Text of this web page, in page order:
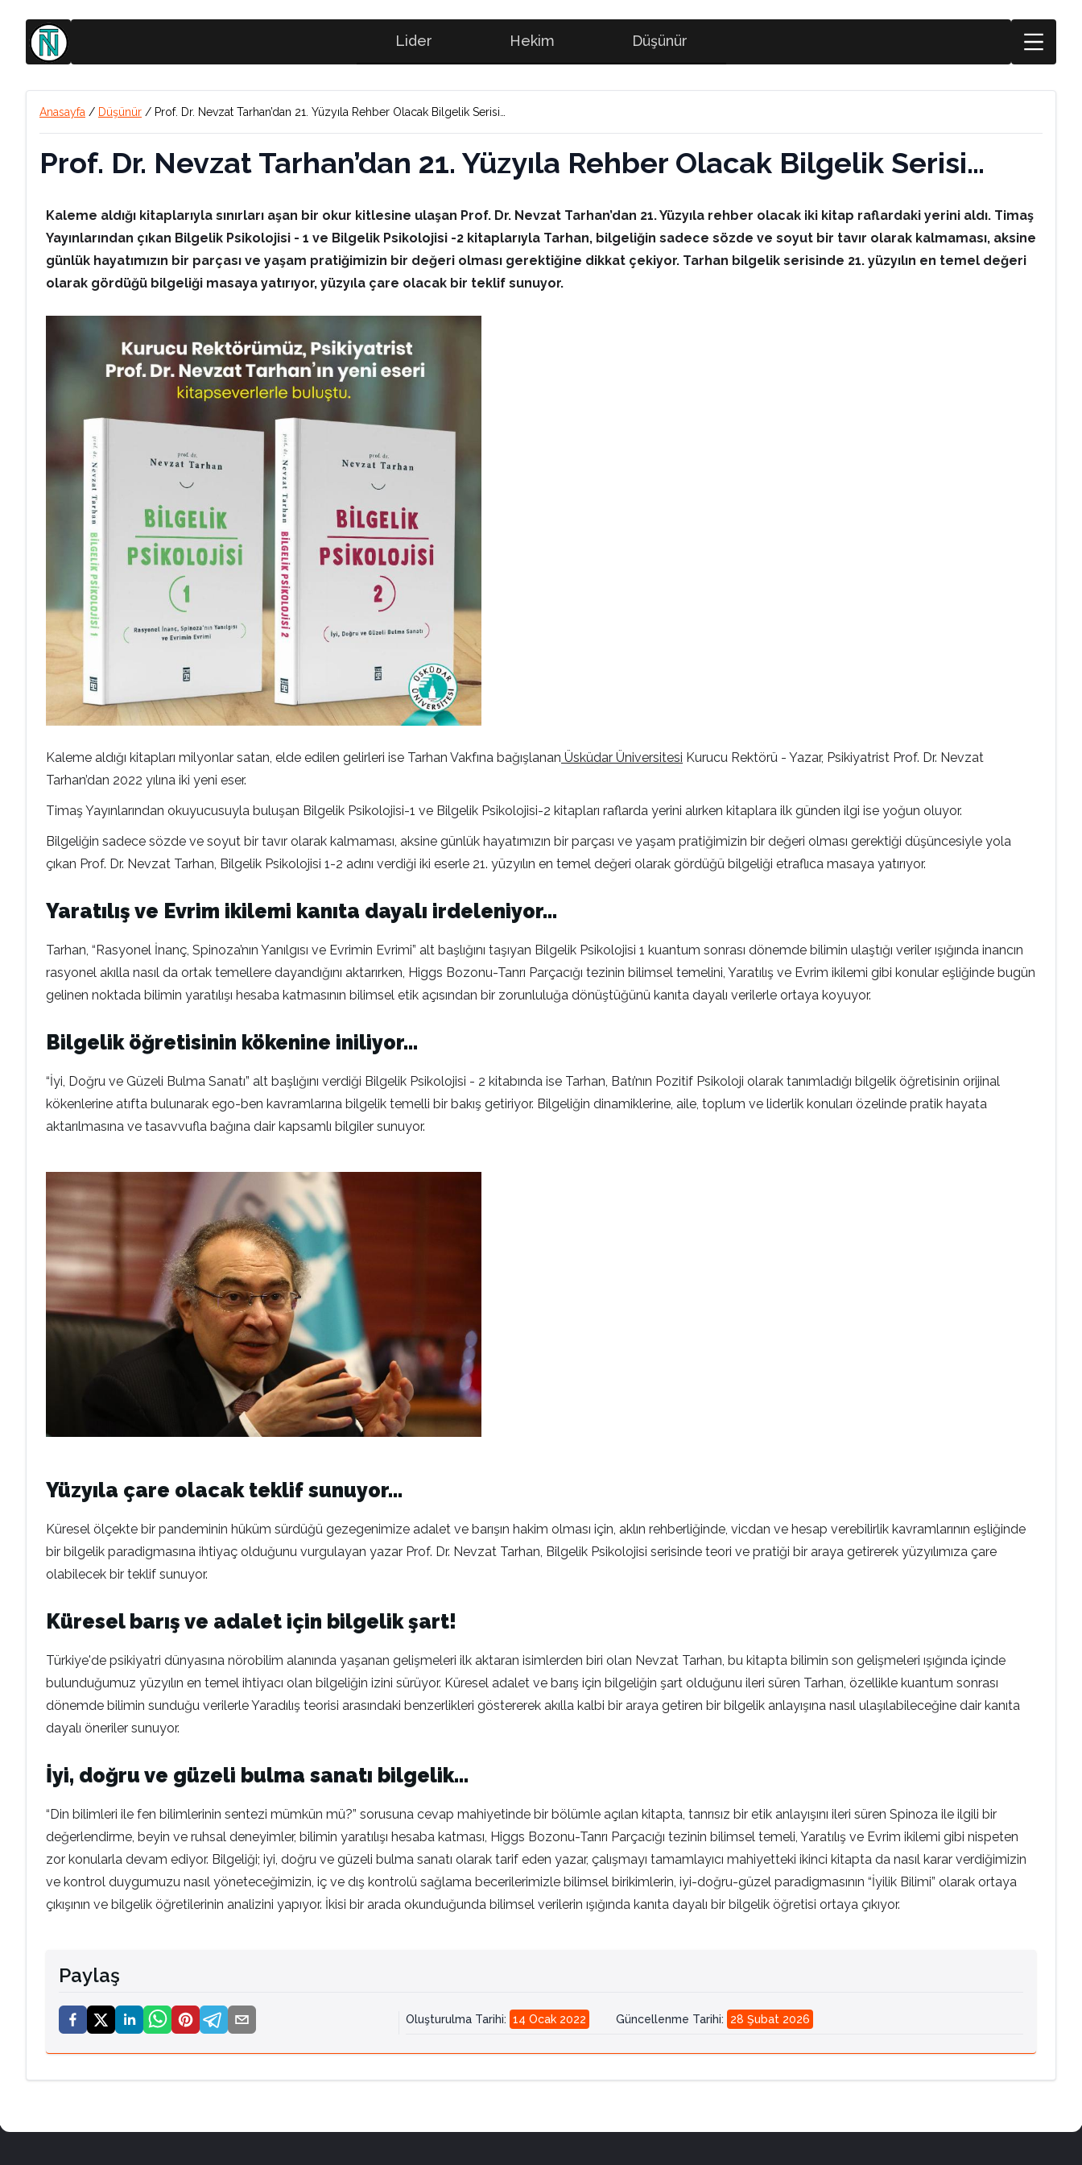
Lider Hekim Düşünür
Anasayfa / Düşünür / Prof. Dr. Nevzat Tarhan’dan 21. Yüzyıla Rehber Olacak Bilgelik Serisi…
Prof. Dr. Nevzat Tarhan’dan 21. Yüzyıla Rehber Olacak Bilgelik Serisi…
Kaleme aldığı kitaplarıyla sınırları aşan bir okur kitlesine ulaşan Prof. Dr. Nevzat Tarhan’dan 21. Yüzyıla rehber olacak iki kitap raflardaki yerini aldı. Timaş
Yayınlarından çıkan Bilgelik Psikolojisi - 1 ve Bilgelik Psikolojisi -2 kitaplarıyla Tarhan, bilgeliğin sadece sözde ve soyut bir tavır olarak kalmaması, aksine
günlük hayatımızın bir parçası ve yaşam pratiğimizin bir değeri olması gerektiğine dikkat çekiyor. Tarhan bilgelik serisinde 21. yüzyılın en temel değeri
olarak gördüğü bilgeliği masaya yatırıyor, yüzyıla çare olacak bir teklif sunuyor.
Kaleme aldığı kitapları milyonlar satan, elde edilen gelirleri ise Tarhan Vakfına bağışlanan Üsküdar Üniversitesi Kurucu Rektörü - Yazar, Psikiyatrist Prof. Dr. Nevzat
Tarhan’dan 2022 yılına iki yeni eser.
Timaş Yayınlarından okuyucusuyla buluşan Bilgelik Psikolojisi-1 ve Bilgelik Psikolojisi-2 kitapları raflarda yerini alırken kitaplara ilk günden ilgi ise yoğun oluyor.
Bilgeliğin sadece sözde ve soyut bir tavır olarak kalmaması, aksine günlük hayatımızın bir parçası ve yaşam pratiğimizin bir değeri olması gerektiği düşüncesiyle yola
çıkan Prof. Dr. Nevzat Tarhan, Bilgelik Psikolojisi 1-2 adını verdiği iki eserle 21. yüzyılın en temel değeri olarak gördüğü bilgeliği etraflıca masaya yatırıyor.
Yaratılış ve Evrim ikilemi kanıta dayalı irdeleniyor…
Tarhan, “Rasyonel İnanç, Spinoza’nın Yanılgısı ve Evrimin Evrimi” alt başlığını taşıyan Bilgelik Psikolojisi 1 kuantum sonrası dönemde bilimin ulaştığı veriler ışığında inancın
rasyonel akılla nasıl da ortak temellere dayandığını aktarırken, Higgs Bozonu-Tanrı Parçacığı tezinin bilimsel temelini, Yaratılış ve Evrim ikilemi gibi konular eşliğinde bugün
gelinen noktada bilimin yaratılışı hesaba katmasının bilimsel etik açısından bir zorunluluğa dönüştüğünü kanıta dayalı verilerle ortaya koyuyor.
Bilgelik öğretisinin kökenine iniliyor…
“İyi, Doğru ve Güzeli Bulma Sanatı” alt başlığını verdiği Bilgelik Psikolojisi - 2 kitabında ise Tarhan, Batı’nın Pozitif Psikoloji olarak tanımladığı bilgelik öğretisinin orijinal
kökenlerine atıfta bulunarak ego-ben kavramlarına bilgelik temelli bir bakış getiriyor. Bilgeliğin dinamiklerine, aile, toplum ve liderlik konuları özelinde pratik hayata
aktarılmasına ve tasavvufla bağına dair kapsamlı bilgiler sunuyor.
Yüzyıla çare olacak teklif sunuyor…
Küresel ölçekte bir pandeminin hüküm sürdüğü gezegenimize adalet ve barışın hakim olması için, aklın rehberliğinde, vicdan ve hesap verebilirlik kavramlarının eşliğinde
bir bilgelik paradigmasına ihtiyaç olduğunu vurgulayan yazar Prof. Dr. Nevzat Tarhan, Bilgelik Psikolojisi serisinde teori ve pratiği bir araya getirerek yüzyılımıza çare
olabilecek bir teklif sunuyor.
Küresel barış ve adalet için bilgelik şart!
Türkiye'de psikiyatri dünyasına nörobilim alanında yaşanan gelişmeleri ilk aktaran isimlerden biri olan Nevzat Tarhan, bu kitapta bilimin son gelişmeleri ışığında içinde
bulunduğumuz yüzyılın en temel ihtiyacı olan bilgeliğin izini sürüyor. Küresel adalet ve barış için bilgeliğin şart olduğunu ileri süren Tarhan, özellikle kuantum sonrası
dönemde bilimin sunduğu verilerle Yaradılış teorisi arasındaki benzerlikleri göstererek akılla kalbi bir araya getiren bir bilgelik anlayışına nasıl ulaşılabileceğine dair kanıta
dayalı öneriler sunuyor.
İyi, doğru ve güzeli bulma sanatı bilgelik…
“Din bilimleri ile fen bilimlerinin sentezi mümkün mü?” sorusuna cevap mahiyetinde bir bölümle açılan kitapta, tanrısız bir etik anlayışını ileri süren Spinoza ile ilgili bir
değerlendirme, beyin ve ruhsal deneyimler, bilimin yaratılışı hesaba katması, Higgs Bozonu-Tanrı Parçacığı tezinin bilimsel temeli, Yaratılış ve Evrim ikilemi gibi nispeten
zor konularla devam ediyor. Bilgeliği; iyi, doğru ve güzeli bulma sanatı olarak tarif eden yazar, çalışmayı tamamlayıcı mahiyetteki ikinci kitapta da nasıl karar verdiğimizin
ve kontrol duygumuzu nasıl yöneteceğimizin, iç ve dış kontrolü sağlama becerilerimizle bilimsel birikimlerin, iyi-doğru-güzel paradigmasının “İyilik Bilimi” olarak ortaya
çıkışının ve bilgelik öğretilerinin analizini yapıyor. İkisi bir arada okunduğunda bilimsel verilerin ışığında kanıta dayalı bir bilgelik öğretisi ortaya çıkıyor.
Paylaş
Oluşturulma Tarihi: 14 Ocak 2022 Güncellenme Tarihi: 28 Şubat 2026